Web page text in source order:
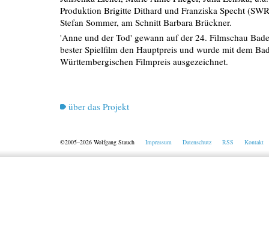
Produktion Brigitte Dithard und Franziska Specht
Stefan Sommer, am Schnitt Barbara Brückner.
'Anne und der Tod' gewann auf der 24. Filmschau
bester Spielfilm den Hauptpreis und wurde mit dem
Württembergischen Filmpreis ausgezeichnet.
über das Projekt
©2005–2026 Wolfgang Stauch Impressum Datenschutz RSS Kontakt